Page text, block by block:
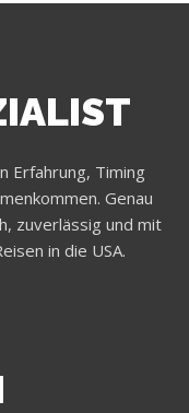
Erfahrung, Timing
Genau
zuverlässig und mit
in die USA.